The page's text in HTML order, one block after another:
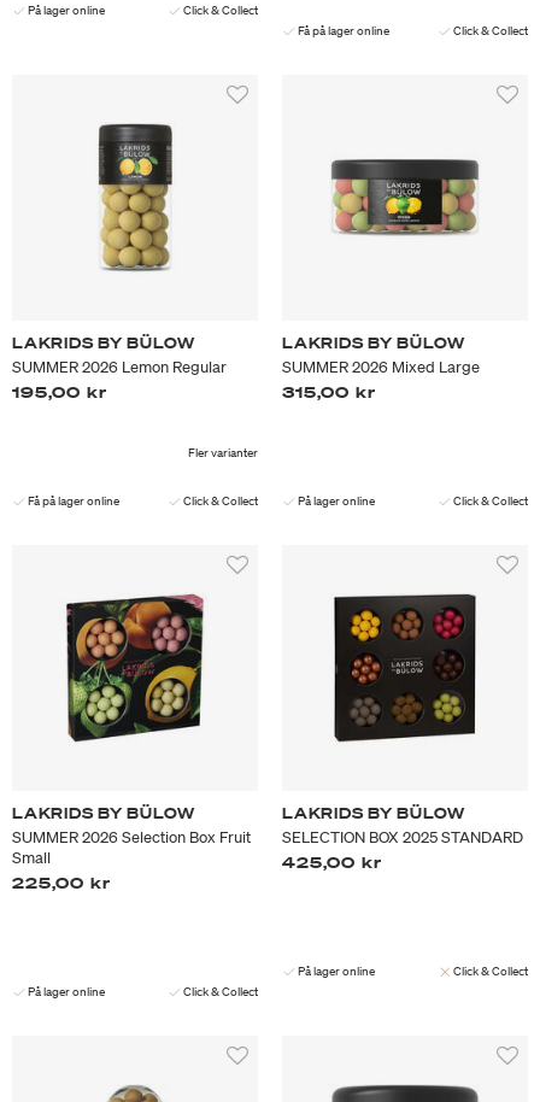
På lager online Click & Collect
Få på lager online Click & Collect
LAKRIDS BY BÜLOW
SUMMER 2026 Lemon Regular
195,00 kr
Fler varianter
Få på lager online Click & Collect
LAKRIDS BY BÜLOW
SUMMER 2026 Mixed Large
315,00 kr
På lager online Click & Collect
LAKRIDS BY BÜLOW
SUMMER 2026 Selection Box Fruit
Small
225,00 kr
På lager online Click & Collect
LAKRIDS BY BÜLOW
SELECTION BOX 2025 STANDARD
425,00 kr
På lager online Click & Collect